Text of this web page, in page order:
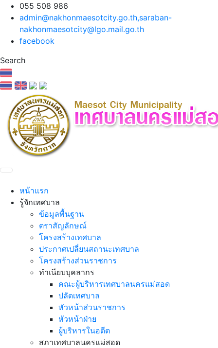
055 508 986
admin@nakhonmaesotcity.go.th,saraban-
nakhonmaesotcity@lgo.mail.go.th
facebook
Search
หน้าแรก
รู้จักเทศบาล
ข้อมูลพื้นฐาน
ตราสัญลักษณ์
โครงสร้างเทศบาล
ประกาศเปลี่ยนสถานะเทศบาล
โครงสร้างส่วนราชการ
ทำเนียบบุคลากร
คณะผู้บริหารเทศบาลนครแม่สอด
ปลัดเทศบาล
หัวหน้าส่วนราชการ
หัวหน้าฝ่าย
ผู้บริหารในอดีต
สภาเทศบาลนครแม่สอด